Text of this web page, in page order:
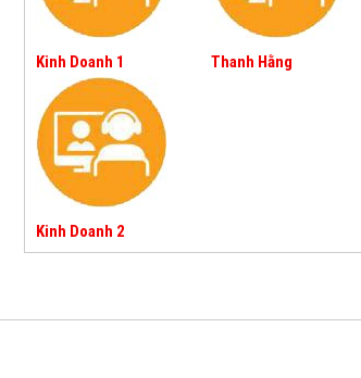
Kinh Doanh 1
Kinh Doanh 2
Thanh Hằng